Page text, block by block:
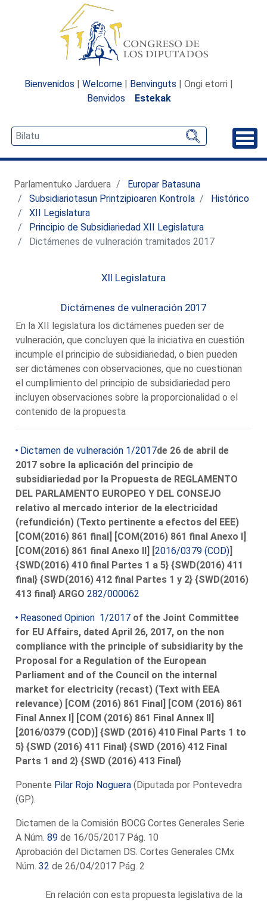
Bienvenidos | Welcome | Benvinguts | Ongi etorri |
Benvidos
Estekak
Parlamentuko Jarduera
Europar Batasuna
Subsidiariotasun Printzipioaren Kontrola
Histórico
XII Legislatura
Principio de Subsidiariedad XII Legislatura
Dictámenes de vulneración tramitados 2017
XII Legislatura
Dictámenes de vulneración 2017
En la XII legislatura los dictámenes pueden ser de
vulneración, que concluyen que la iniciativa en cuestión
incumple el principio de subsidiariedad, o bien pueden
ser dictámenes con observaciones, que no cuestionan
el cumplimiento del principio de subsidiariedad pero
incluyen observaciones sobre la proporcionalidad o el
contenido de la propuesta
Dictamen de vulneración 1/2017de 26 de abril de
2017 sobre la aplicación del principio de
subsidiariedad por la Propuesta de REGLAMENTO
DEL PARLAMENTO EUROPEO Y DEL CONSEJO
relativo al mercado interior de la electricidad
(refundición) (Texto pertinente a efectos del EEE)
[COM(2016) 861 final] [COM(2016) 861 final Anexo I]
[COM(2016) 861 final Anexo II] [2016/0379 (COD)]
{SWD(2016) 410 final Partes 1 a 5} {SWD(2016) 411
final} {SWD(2016) 412 final Partes 1 y 2} {SWD(2016)
413 final} ARGO282/000062
Reasoned Opinion 1/2017 of the Joint Committee
for EU Affairs, dated April 26, 2017, on the non
compliance with the principle of subsidiarity by the
Proposal for a Regulation of the European
Parliament and of the Council on the internal
market for electricity (recast) (Text with EEA
relevance) [COM (2016) 861 Final] [COM (2016) 861
Final Annex I] [COM (2016) 861 Final Annex II]
[2016/0379 (COD)] {SWD (2016) 410 Final Parts 1 to
5} {SWD (2016) 411 Final} {SWD (2016) 412 Final
Parts 1 and 2} {SWD (2016) 413 Final}
Ponente Pilar Rojo Noguera (Diputada por Pontevedra
(GP).
Dictamen de la Comisión BOCG Cortes Generales Serie
A Núm.89 de 16/05/2017 Pág. 10
Aprobación del Dictamen DS. Cortes Generales CMx
Núm.32 de 26/04/2017 Pág. 2
En relación con esta propuesta legislativa de la